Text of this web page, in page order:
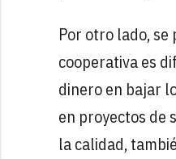
Por otro lado, se
cooperativa es
dinero en bajar
en proyectos de
la calidad,